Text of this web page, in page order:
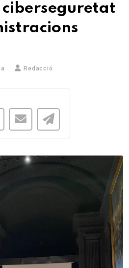
Redacció